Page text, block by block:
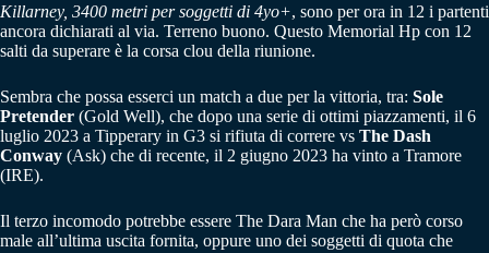
Killarney, 3400 metri per soggetti di 4yo+, sono per ora in 12 i partenti
ancora dichiarati al via. Terreno buono. Questo Memorial Hp con 12
salti da superare è la corsa clou della riunione.
Sembra che possa esserci un match a due per la vittoria, tra: Sole
Pretender (Gold Well), che dopo una serie di ottimi piazzamenti, il 6
luglio 2023 a Tipperary in G3 si rifiuta di correre vs The Dash
Conway (Ask) che di recente, il 2 giugno 2023 ha vinto a Tramore
(IRE).
Il terzo incomodo potrebbe essere The Dara Man che ha però corso
male all’ultima uscita fornita, oppure uno dei soggetti di quota che